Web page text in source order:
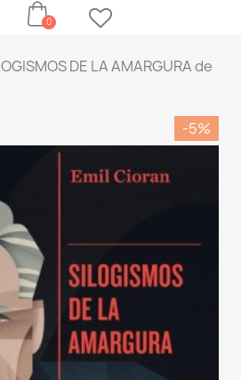
DE LA AMARGURA de
-5%